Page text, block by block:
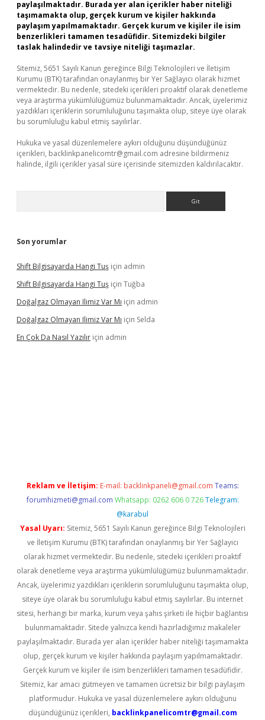
paylaşılmaktadır. Burada yer alan içerikler haber niteliği
taşımamakta olup, gerçek kurum ve kişiler hakkında
paylaşım yapılmamaktadır. Gerçek kurum ve kişiler ile isim
benzerlikleri tamamen tesadüfidir. Sitemizdeki bilgiler
taslak halindedir ve tavsiye niteliği taşımazlar.
Sitemiz, 5651 Sayılı Kanun gereğince Bilgi Teknolojileri ve İletişim
Kurumu (BTK) tarafından onaylanmış bir Yer Sağlayıcı olarak hizmet
vermektedir. Bu nedenle, sitedeki içerikleri proaktif olarak denetleme
veya araştırma yükümlülüğümüz bulunmamaktadır. Ancak, üyelerimiz
yazdıkları içeriklerin sorumluluğunu taşımakta olup, siteye üye olarak
bu sorumluluğu kabul etmiş sayılırlar.
Hukuka ve yasal düzenlemelere aykırı olduğunu düşündüğünüz
içerikleri, backlinkpanelicomtr@gmail.com adresine bildirmeniz
halinde, ilgili içerikler yasal süre içerisinde sitemizden kaldırılacaktır.
Son yorumlar
Shift Bilgisayarda Hangi Tuş için admin
Shift Bilgisayarda Hangi Tuş için Tuğba
Doğalgaz Olmayan Ilimiz Var Mı için admin
Doğalgaz Olmayan Ilimiz Var Mı için Selda
En Çok Da Nasıl Yazılır için admin
Reklam ve İletişim: E-mail: backlinkpaneli@gmail.com Teams:
forumhizmeti@gmail.com Whatsapp: 0262 606 0 726 Telegram:
@karabul
Yasal Uyarı: Sitemiz, 5651 Sayılı Kanun gereğince Bilgi Teknolojileri
ve İletişim Kurumu (BTK) tarafından onaylanmış bir Yer Sağlayıcı
olarak hizmet vermektedir. Bu nedenle, sitedeki içerikleri proaktif
olarak denetleme veya araştırma yükümlülüğümüz bulunmamaktadır.
Ancak, üyelerimiz yazdıkları içeriklerin sorumluluğunu taşımakta olup,
siteye üye olarak bu sorumluluğu kabul etmiş sayılırlar. Bu internet
sitesi, herhangi bir marka, kurum veya şahıs şirketi ile hiçbir bağlantısı
bulunmamaktadır. Sitede yalnızca kendi hazırladığımız makaleler
paylaşılmaktadır. Burada yer alan içerikler haber niteliği taşımamakta
olup, gerçek kurum ve kişiler hakkında paylaşım yapılmamaktadır.
Gerçek kurum ve kişiler ile isim benzerlikleri tamamen tesadüfidir.
Sitemiz, kar amacı gütmeyen ve tamamen ücretsiz bir bilgi paylaşım
platformudur. Hukuka ve yasal düzenlemelere aykırı olduğunu
düşündüğünüz içerikleri, backlinkpanelicomtr@gmail.com